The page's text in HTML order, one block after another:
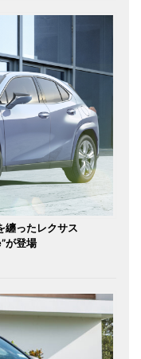
纏ったレクサス
が登場